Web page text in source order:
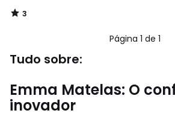
3
/
Página 1 de 1
Tudo sobre:
Emma Matelas: O
inovador